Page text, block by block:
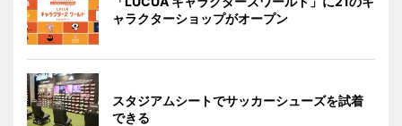
ャラクターショップがオープン
スタジアムシートでサッカーシューズを試着
できる